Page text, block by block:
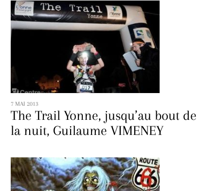
7 MAI 2013
The Trail Yonne, jusqu’au bout de
la nuit, Guilaume VIMENEY